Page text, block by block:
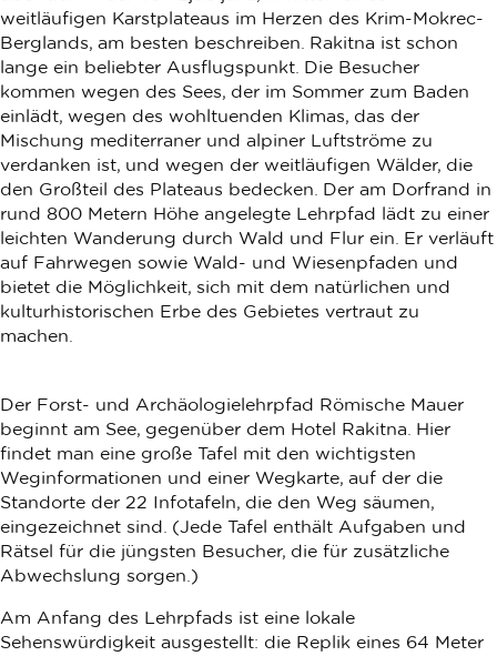
weitläufigen Karstplateaus im Herzen des Krim-Mokrec-
Berglands, am besten beschreiben. Rakitna ist schon
lange ein beliebter Ausflugspunkt. Die Besucher
kommen wegen des Sees, der im Sommer zum Baden
einlädt, wegen des wohltuenden Klimas, das der
Mischung mediterraner und alpiner Luftströme zu
verdanken ist, und wegen der weitläufigen Wälder, die
den Großteil des Plateaus bedecken. Der am Dorfrand in
rund 800 Metern Höhe angelegte Lehrpfad lädt zu einer
leichten Wanderung durch Wald und Flur ein. Er verläuft
auf Fahrwegen sowie Wald- und Wiesenpfaden und
bietet die Möglichkeit, sich mit dem natürlichen und
kulturhistorischen Erbe des Gebietes vertraut zu
machen.
Der Forst- und Archäologielehrpfad Römische Mauer
beginnt am See, gegenüber dem Hotel Rakitna. Hier
findet man eine große Tafel mit den wichtigsten
Weginformationen und einer Wegkarte, auf der die
Standorte der 22 Infotafeln, die den Weg säumen,
eingezeichnet sind. (Jede Tafel enthält Aufgaben und
Rätsel für die jüngsten Besucher, die für zusätzliche
Abwechslung sorgen.)
Am Anfang des Lehrpfads ist eine lokale
Sehenswürdigkeit ausgestellt: die Replik eines 64 Meter